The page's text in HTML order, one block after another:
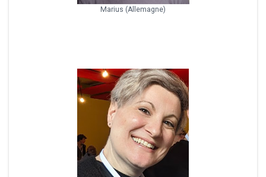
Marius (Allemagne)